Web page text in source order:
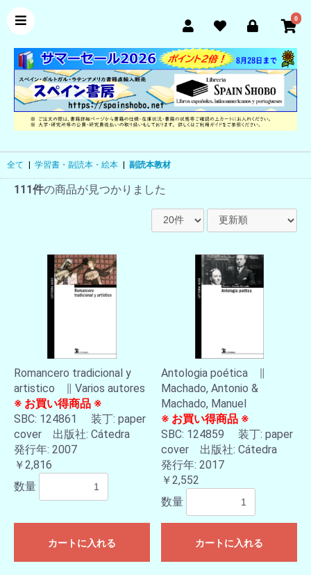
0
全て 学習書・副読本・絵本 副読本教材
111件の商品が見つかりました
Romancero tradicional y
artistico ∥ Varios autores
※ お買い得商品 ※
SBC: 124861 装丁: paper
cover 出版社: Cátedra
発行年: 2007
￥2,816
数量
カートに入れる
Antologia poética ∥
Machado, Antonio &
Machado, Manuel
※ お買い得商品 ※
SBC: 124859 装丁: paper
cover 出版社: Cátedra
発行年: 2017
￥2,552
数量
カートに入れる